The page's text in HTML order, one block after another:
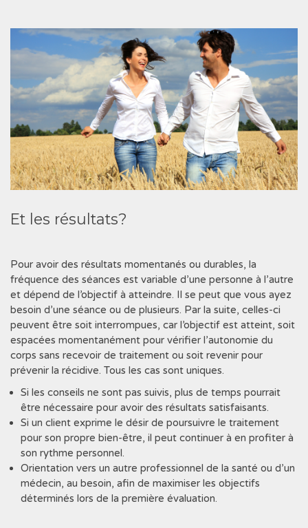
Et les résultats?
Pour avoir des résultats momentanés ou durables, la
fréquence des séances est variable d’une personne à l’autre
et dépend de l’objectif à atteindre. Il se peut que vous ayez
besoin d’une séance ou de plusieurs. Par la suite, celles-ci
peuvent être soit interrompues, car l’objectif est atteint, soit
espacées momentanément pour vérifier l’autonomie du
corps sans recevoir de traitement ou soit revenir pour
prévenir la récidive. Tous les cas sont uniques.
Si les conseils ne sont pas suivis, plus de temps pourrait
être nécessaire pour avoir des résultats satisfaisants.
Si un client exprime le désir de poursuivre le traitement
pour son propre bien-être, il peut continuer à en profiter à
son rythme personnel.
Orientation vers un autre professionnel de la santé ou d’un
médecin, au besoin, afin de maximiser les objectifs
déterminés lors de la première évaluation.